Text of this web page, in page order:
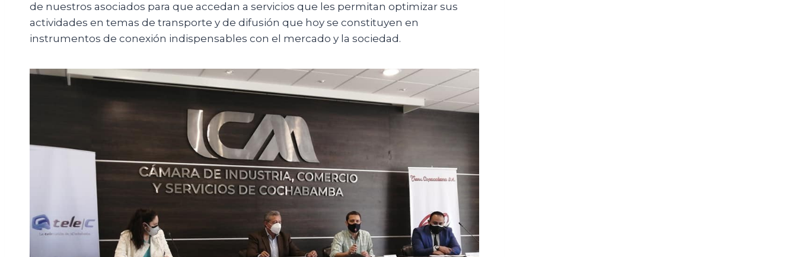
de nuestros asociados para que accedan a servicios que les permitan optimizar sus
actividades en temas de transporte y de difusión que hoy se constituyen en
instrumentos de conexión indispensables con el mercado y la sociedad.